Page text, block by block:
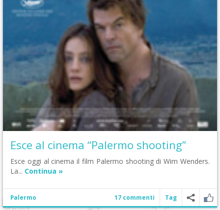
Esce al cinema “Palermo shooting”
Esce oggi al cinema il film Palermo shooting di Wim Wenders.
La... Continua »
Palermo 17 commenti Tag